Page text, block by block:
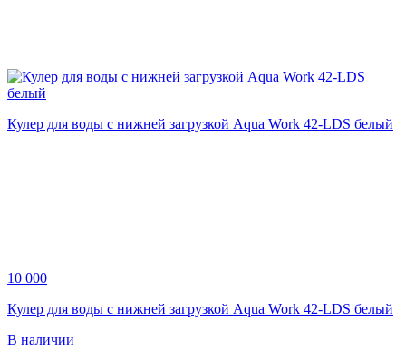
Кулер для воды с нижней загрузкой Aqua Work 42-LDS белый
10 000
Кулер для воды с нижней загрузкой Aqua Work 42-LDS белый
В наличии